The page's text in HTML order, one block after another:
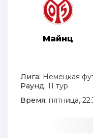
Майнц
Лига: Немецкая
Раунд: 11 тур
Время: пятница,